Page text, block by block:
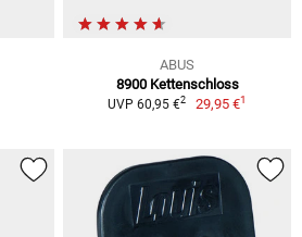
ABUS
8900 Kettenschloss
UVP 60,95 €2 29,95 €1